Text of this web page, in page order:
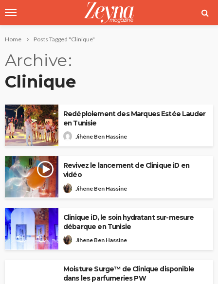
Home Posts Tagged "Clinique"
Archive
Clinique
Redéploiement des Marques Estée Lauder
en Tunisie
Jihène Ben Hassine
Revivez le lancement de Clinique iD en
vidéo
Jihene Ben Hassine
Clinique iD, le soin hydratant sur-mesure
débarque en Tunisie
Jihene Ben Hassine
Moisture Surge™ de Clinique disponible
dans les parfumeries PW